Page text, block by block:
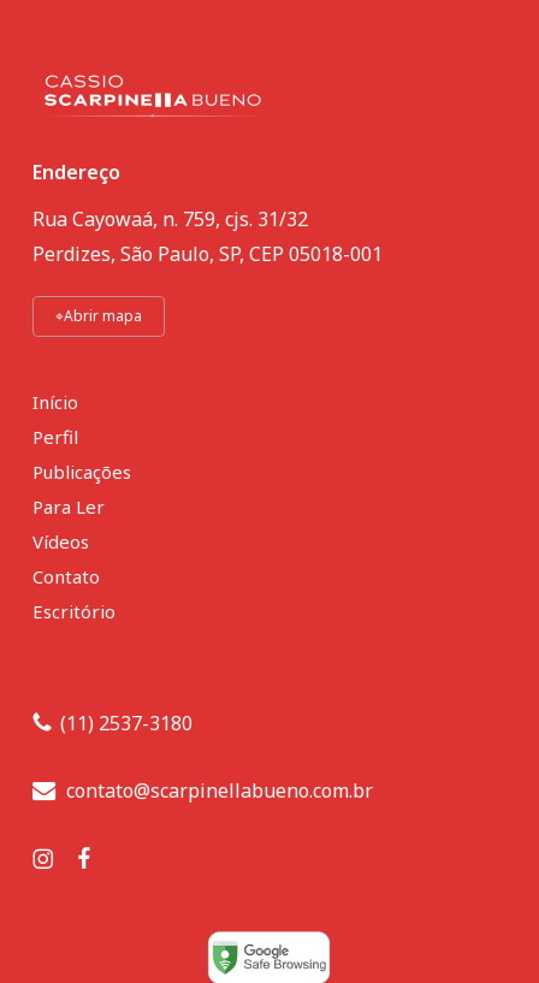
Endereço
Rua Cayowaá, n. 759, cjs. 31/32
Perdizes, São Paulo, SP, CEP 05018-001
⌖Abrir mapa
Início
Perfil
Publicações
Para Ler
Vídeos
Contato
Escritório
(11) 2537-3180
contato@scarpinellabueno.com.br